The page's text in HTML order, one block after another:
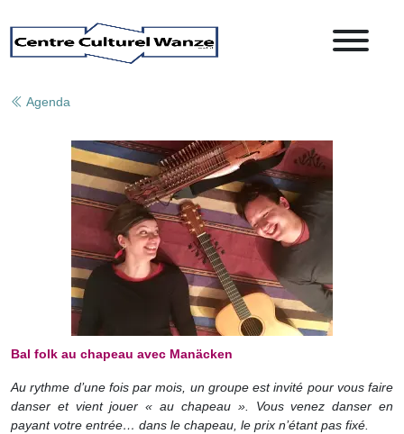
Agenda
Bal folk au chapeau avec Manäcken
Au rythme d’une fois par mois, un groupe est invité pour vous faire
danser et vient jouer « au chapeau ». Vous venez danser en
payant votre entrée… dans le chapeau, le prix n’étant pas fixé.